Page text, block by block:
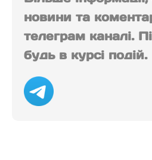
новини та
телеграм каналі.
будь в курсі подій.